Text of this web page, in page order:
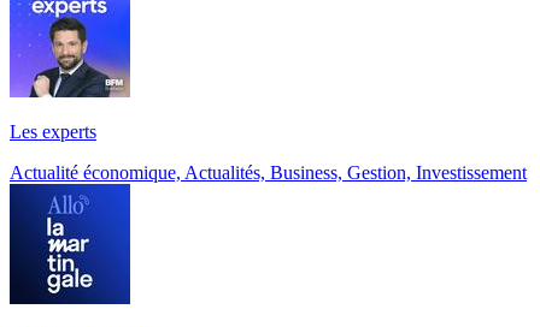
Les experts
Actualité économique, Actualités, Business, Gestion, Investissement